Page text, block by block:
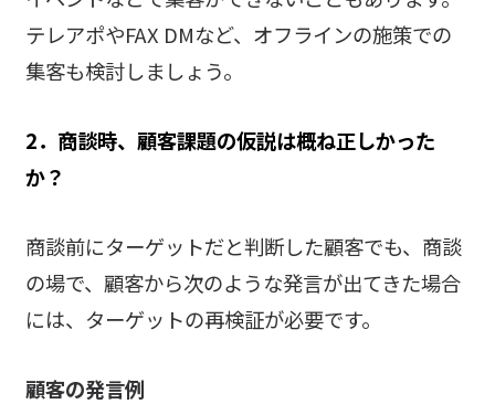
テレアポやFAX DMなど、オフラインの施策での
集客も検討しましょう。
2．商談時、顧客課題の仮説は概ね正しかった
か？
商談前にターゲットだと判断した顧客でも、商談
の場で、顧客から次のような発言が出てきた場合
には、ターゲットの再検証が必要です。
顧客の発言例